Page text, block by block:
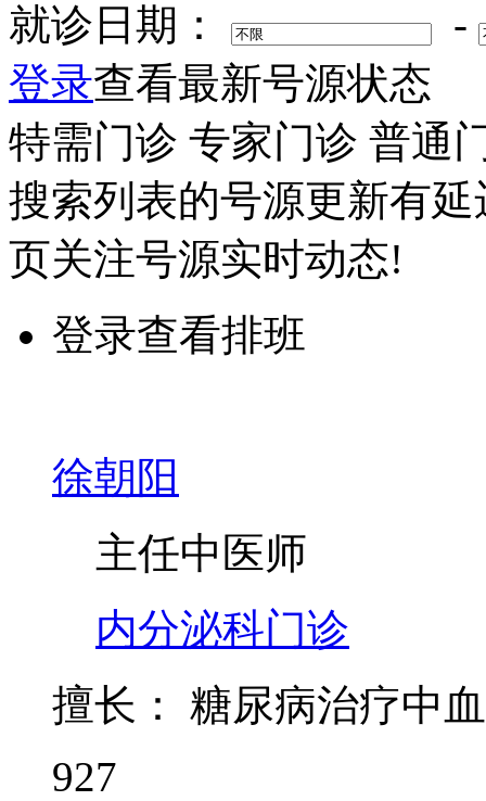
就诊日期：
-
登录查看最新号源状态
特需门诊 专家门诊 普通
搜索列表的号源更新有
页关注号源实时动态!
登录查看排班
徐朝阳
主任中医师
内分泌科门诊
擅长：
糖尿病治疗中
927